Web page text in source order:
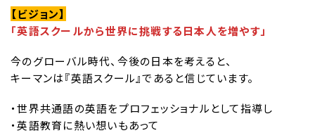
【ビジョン】
「英語スクールから世界に挑戦する日本人を増やす」
今のグローバル時代、今後の日本を考えると、
キーマンは『英語スクール』であると信じています。
・世界共通語の英語をプロフェッショナルとして指導し
・英語教育に熱い想いもあって